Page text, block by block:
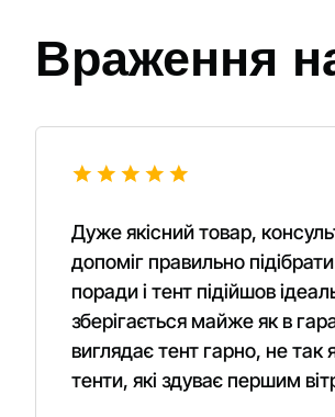
Враження
Дуже якісний товар,
допоміг правильно
поради і тент підійшов
зберігається майже як в
виглядає тент гарно, не так
тенти, які здуває першим